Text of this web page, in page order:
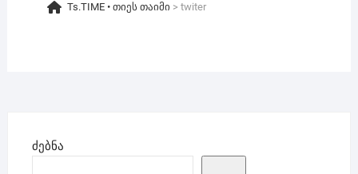
Ts.TIME • თიეს თაიმი > twiter
ძებნა